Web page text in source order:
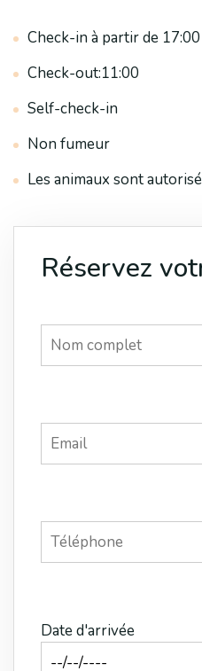
Check-in à partir de 17:00
Check-out:11:00
Self-check-in
Non fumeur
Les animaux sont
Réservez
Date d'arrivée